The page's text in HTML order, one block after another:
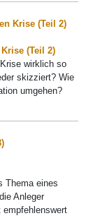
(Teil 2)
wirklich so
skizziert? Wie
umgehen?
Thema eines
Anleger